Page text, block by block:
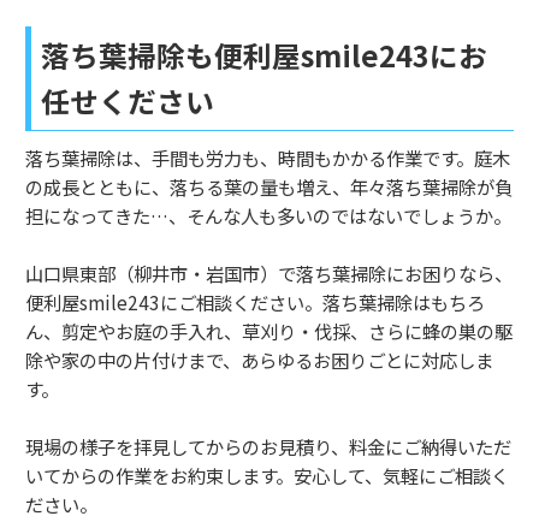
落ち葉掃除も便利屋smile243にお
任せください
落ち葉掃除は、手間も労力も、時間もかかる作業です。庭木
の成長とともに、落ちる葉の量も増え、年々落ち葉掃除が負
担になってきた…、そんな人も多いのではないでしょうか。
山口県東部（柳井市・岩国市）で落ち葉掃除にお困りなら、
便利屋smile243にご相談ください。落ち葉掃除はもちろ
ん、剪定やお庭の手入れ、草刈り・伐採、さらに蜂の巣の駆
除や家の中の片付けまで、あらゆるお困りごとに対応しま
す。
現場の様子を拝見してからのお見積り、料金にご納得いただ
いてからの作業をお約束します。安心して、気軽にご相談く
ださい。